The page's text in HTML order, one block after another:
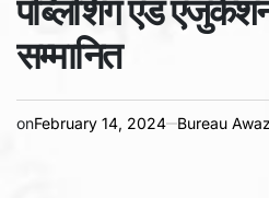
पब्लिशिंग एंड
सम्मानित
onFebruary 14, 2024 Bureau